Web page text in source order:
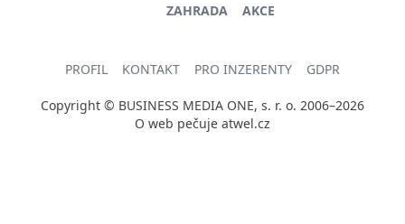
ZAHRADA
AKCE
PROFIL KONTAKT PRO INZERENTY GDPR
Copyright © BUSINESS MEDIA ONE, s. r. o. 2006–2026